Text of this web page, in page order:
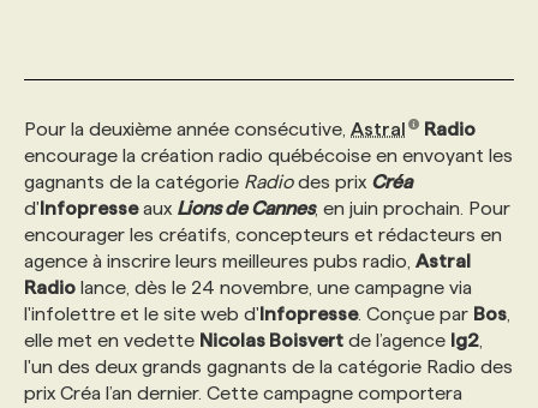
INITIATIVES NUMÉRIQUES
PRIX ET DISTINCTIONS
TENDANCES
MARKETING DURABLE
GEO/SEO
ÉVÉNEMENTIEL
NOS AUTEUR‧RICES
ANNONCEZ AVEC NOUS
PROFIL ENTREPRISE
FAQ
ANNONCEZ AVEC NOUS
PROFIL CANDIDAT
ANNONCEZ AVEC NOUS
NOS PARCOURS DE FORMATIONS
FORMATIONS PERSONNALISÉES
NOS FORMATEUR‧RICES
POURQUOI CHOISIR NOS FORMATIONS
SERVICE DE CHASSE DE TÊTE
NOS TARIFS
NOS EXPERTISES
FAQ
Pour la deuxième année consécutive, Astral
Radio
encourage la création radio québécoise en envoyant les
gagnants de la catégorie Radiodes prix Créa
d'Infopresseaux Lions de Cannes, en juin prochain. Pour
encourager les créatifs, concepteurs et rédacteurs en
agence à inscrire leurs meilleures pubs radio, Astral
Radio lance, dès le 24 novembre, une campagne via
l'infolettre et le site web d'Infopresse. Conçue par Bos
elle met en vedette Nicolas Boisvert de l’agence lg2
l'un des deux grands gagnants de la catégorie Radio des
prix Créa l’an dernier. Cette campagne comportera